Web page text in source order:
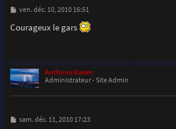
M
s
s
ven. déc. 10, 2010 16:51
Courageux le gars
Anthony Xavier
Administrateur - Site Admin
M
sam. déc. 11, 2010 17:23